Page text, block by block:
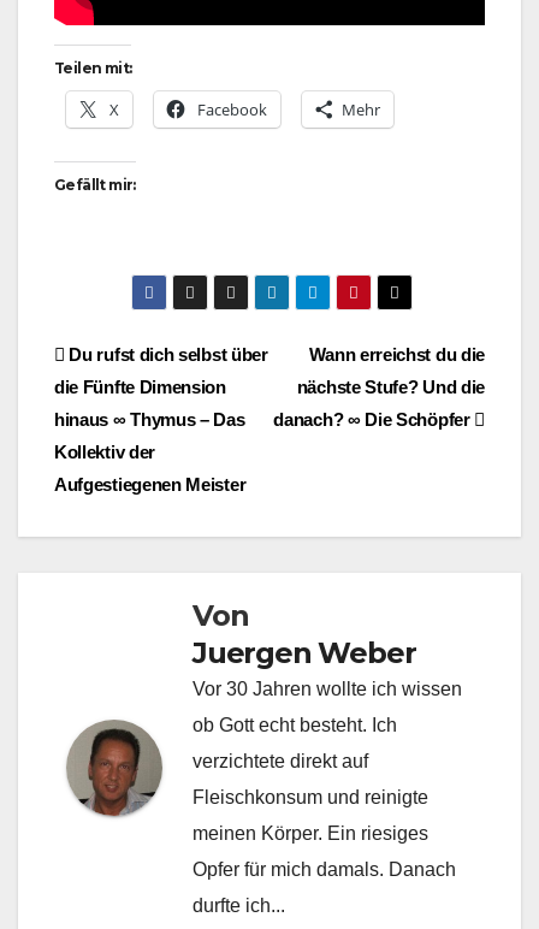
Teilen mit:
X Facebook Mehr
Gefällt mir:
BeitragsnavigationWann erreichst du die
nächste Stufe? Und die
danach? ∞ Die Schöpfer
Du rufst dich selbst über
die Fünfte Dimension
hinaus ∞ Thymus – Das
Kollektiv der
Aufgestiegenen Meister
Von
Juergen Weber
Vor 30 Jahren wollte ich wissen
ob Gott echt besteht. Ich
verzichtete direkt auf
Fleischkonsum und reinigte
meinen Körper. Ein riesiges
Opfer für mich damals. Danach
durfte ich...